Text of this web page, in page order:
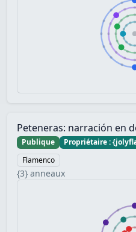
Peteneras: narración en
Publique
Propriétaire :
Flamenco
{3} anneaux